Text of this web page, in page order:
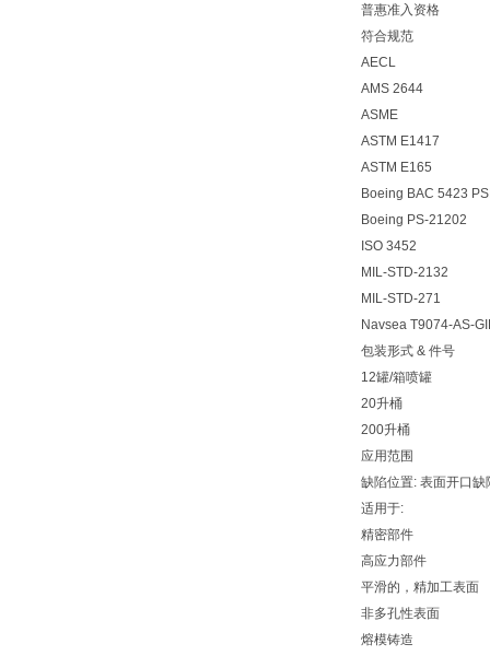
普惠准入资格
符合规范
AECL
AMS 2644
ASME
ASTM E1417
ASTM E165
Boeing BAC 5423
Boeing PS-21202
ISO 3452
MIL-STD-2132
MIL-STD-271
Navsea T9074-AS-
包装形式 & 件号
12罐/箱喷罐
20升桶 01-
200升桶
应用范围
缺陷位置: 表面开口缺
适用于:
精密部件
高应力部件
平滑的，精加工表面
非多孔性表面
熔模铸造